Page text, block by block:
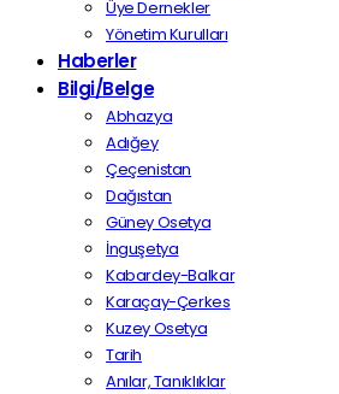
Üye Dernekler
Yönetim Kurulları
Haberler
Bilgi/Belge
Abhazya
Adığey
Çeçenistan
Dağıstan
Güney Osetya
İnguşetya
Kabardey-Balkar
Karaçay-Çerkes
Kuzey Osetya
Tarih
Anılar, Tanıklıklar